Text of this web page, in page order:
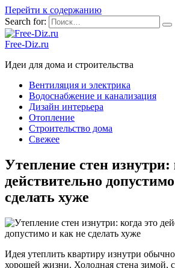
Перейти к содержанию
Search for:
Free-Diz.ru
Идеи для дома и строительства
Вентиляция и электрика
Водоснабжение и канализация
Дизайн интерьера
Отопление
Строительство дома
Свежее
Утепление стен изнутри:
действительно
сделать хуже
Идея утеплить квартиру изнутри
хорошей жизни. Холодная стена зимой,